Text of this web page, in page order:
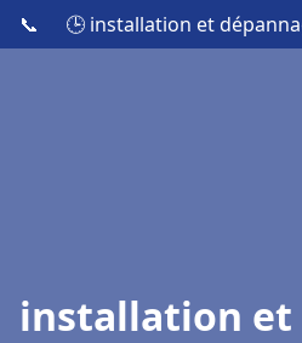
📞 🕒 installation et
installation et